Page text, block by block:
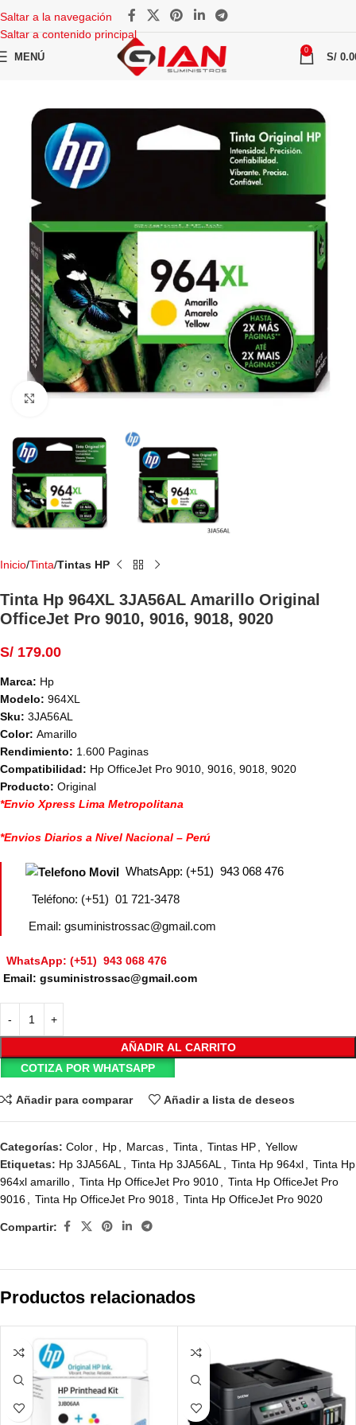
Saltar a la navegación
Saltar a contenido principal
MENÚ
0
S/
Haga Click para agrandar
Inicio Tinta Tintas HP
Tinta Hp 964XL 3JA56AL Amarillo Original
OfficeJet Pro 9010, 9016, 9018, 9020
S/ 179.00
Marca: Hp
Modelo: 964XL
Sku: 3JA56AL
Color: Amarillo
Rendimiento: 1.600 Paginas
Compatibilidad: Hp OfficeJet Pro 9010, 9016, 9018, 9020
Producto: Original
*Envio Xpress Lima Metropolitana
*Envios Diarios a Nivel Nacional – Perú
WhatsApp: (+51) 943 068 476
Teléfono: (+51) 01 721-3478
Email: gsuministrossac@gmail.com
WhatsApp: (+51) 943 068 476
Email: gsuministrossac@gmail.com
AÑADIR AL CARRITO
COTIZA POR WHATSAPP
Añadir para comparar Añadir a lista de deseos
Categorías: Color, Hp, Marcas, Tinta, Tintas HP, Yellow
Etiquetas: Hp 3JA56AL, Tinta Hp 3JA56AL, Tinta Hp 964xl, Tinta Hp
964xl amarillo, Tinta Hp OfficeJet Pro 9010, Tinta Hp OfficeJet Pro
9016, Tinta Hp OfficeJet Pro 9018, Tinta Hp OfficeJet Pro 9020
Compartir:
Productos relacionados